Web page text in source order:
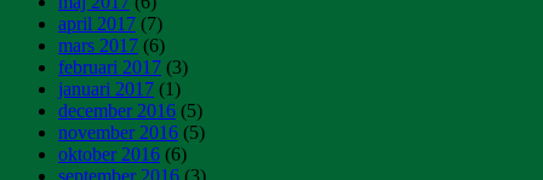
april 2017 (7)
mars 2017 (6)
februari 2017 (3)
januari 2017 (1)
december 2016 (5)
november 2016 (5)
oktober 2016 (6)